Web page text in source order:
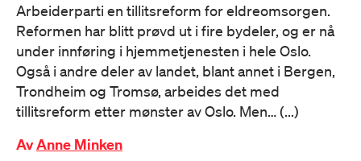
Arbeiderparti en tillitsreform for eldreomsorgen.
Reformen har blitt prøvd ut i fire bydeler, og er nå
under innføring i hjemmetjenesten i hele Oslo.
Også i andre deler av landet, blant annet i Bergen,
Trondheim og Tromsø, arbeides det med
tillitsreform etter mønster av Oslo. Men… (...)
AvAnne Minken